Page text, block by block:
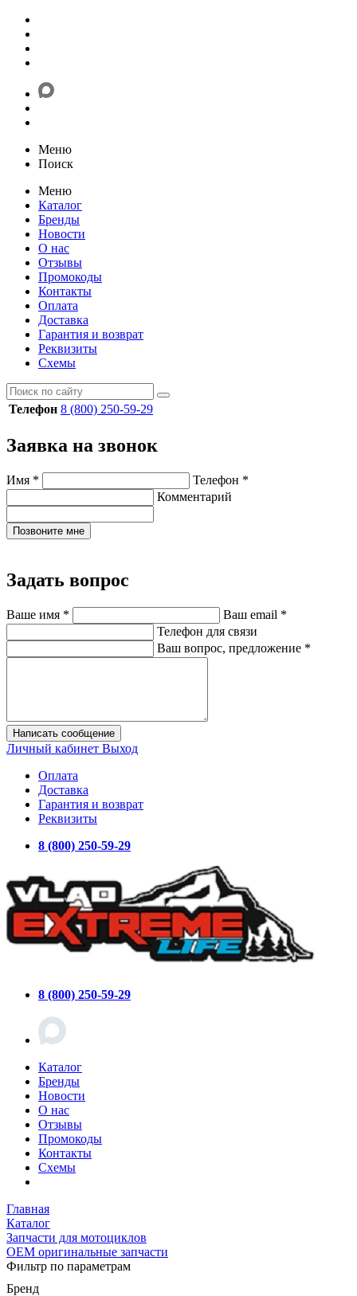
Меню
Поиск
Меню
Каталог
Бренды
Новости
О нас
Отзывы
Промокоды
Контакты
Оплата
Доставка
Гарантия и возврат
Реквизиты
Схемы
Телефон 8 (800) 250-59-29
Заявка на звонок
Имя * Телефон *
Комментарий
Позвоните мне
Задать вопрос
Ваше имя * Ваш email *
Телефон для связи
Ваш вопрос, предложение *
Написать сообщение
Личный кабинет Выход
Оплата
Доставка
Гарантия и возврат
Реквизиты
8 (800) 250-59-29
8 (800) 250-59-29
Каталог
Бренды
Новости
О нас
Отзывы
Промокоды
Контакты
Схемы
Главная
Каталог
Запчасти для мотоциклов
OEM оригинальные запчасти
Фильтр по параметрам
Бренд